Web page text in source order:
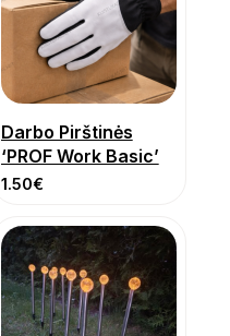
Darbo Pirštinės
‘PROF Work Basic’
1.50€